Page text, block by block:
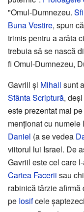
"Omul-Dumnezeu.
Buna Vestire, spun
trimis pentru a arăta
trebuia să se nască
fi Omul-Dumnezeu,
Gavriil și Mihail sunt
Sfânta Scriptură,
este prezentat mai
menționat cu
Daniel (a se vedea
viitorul lui Israel. De
Gavriil este cel care
Cartea Facerii sau
rabinică târzie afirmă
pe Iosifcele